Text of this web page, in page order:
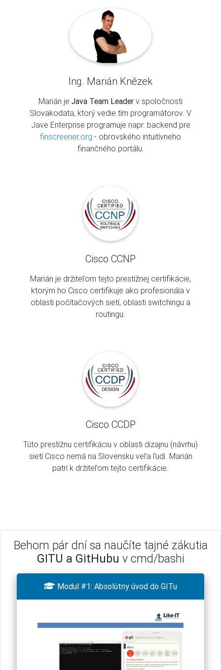
Ing. Marián Knězek
Marián je Java Team Leader v spoločnosti
Slovakodata, ktorý vedie tím programátorov. V
Jave Enterprise programuje napr. backend pre
finscreener.org - obrovského intuitívneho
finančného portálu.
Cisco CCNP
Marián je držiteľom tejto prestížnej certifikácie,
ktorým ho Cisco certifikuje ako profesionála v
oblasti počítačových sietí, oblasti switchingu a
routingu.
Cisco CCDP
Túto prestížnu certifikáciu v oblasti dizajnu (návrhu)
sietí Cisco nemá na Slovensku veľa ľudí. Marián
patrí k držiteľom tejto certifikácie.
Behom pár dní sa naučíte tajné zákutia
GITU a GitHubu v cmd/bashi
Modul #1: Absolútny úvod do GITu